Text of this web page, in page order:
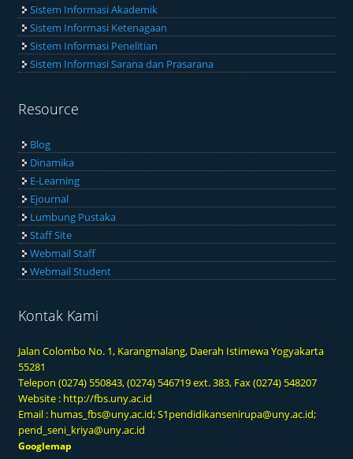
Sistem Informasi Akademik
Sistem Informasi Ketenagaan
Sistem Informasi Penelitian
Sistem Informasi Sarana dan Prasarana
Resource
Blog
Dinamika
E-Learning
Ejournal
Lumbung Pustaka
Staff Site
Webmail Staff
Webmail Student
Kontak Kami
Jalan Colombo No. 1, Karangmalang, Daerah Istimewa Yogyakarta
55281
Telepon (0274) 550843, (0274) 546719 ext. 383, Fax (0274) 548207
Website : http://fbs.uny.ac.id
Email : humas_fbs@uny.ac.id;S1pendidikansenirupa@uny.ac.id;
pend_seni_kriya@uny.ac.id
Googlemap